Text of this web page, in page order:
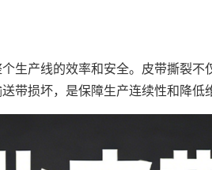
生产线的效率和安全。皮带撕裂
带损坏，是保障生产连续性和降低